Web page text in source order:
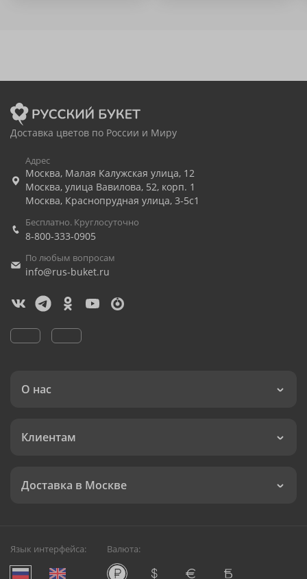
Доставка цветов по России и Миру
Адрес
Москва, Малая Калужская улица, 12
Москва, улица Вавилова, 52, корп. 1
Москва, Краснопрудная улица, 3-5с1
Бесплатно. Круглосуточно
8-800-333-0905
По любым вопросам
info@rus-buket.ru
О нас
Клиентам
Доставка в Москве
Язык интерфейса: Валюта: